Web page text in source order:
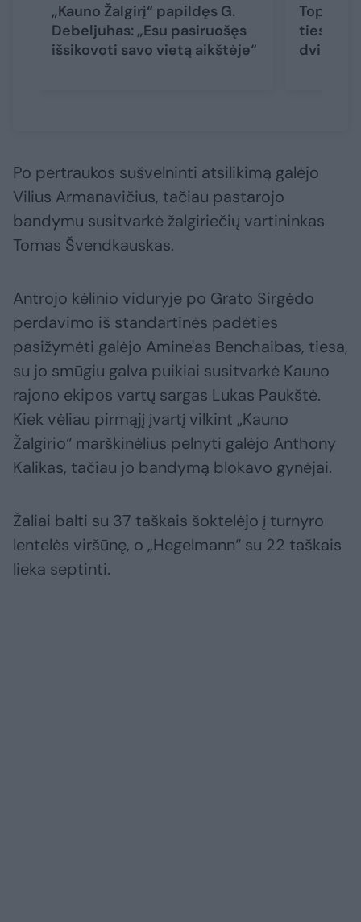
„Kauno Žalgirį“ papildęs G.
Debeljuhas: „Esu pasiruošęs
išsikovoti savo vietą aikštėje“
dvikova
Po pertraukos sušvelninti atsilikimą galėjo
Vilius Armanavičius, tačiau pastarojo
bandymu susitvarkė žalgiriečių vartininkas
Tomas Švendkauskas.
Antrojo kėlinio viduryje po Grato Sirgėdo
perdavimo iš standartinės padėties
pasižymėti galėjo Amine'as Benchaibas, tiesa,
su jo smūgiu galva puikiai susitvarkė Kauno
rajono ekipos vartų sargas Lukas Paukštė.
Kiek vėliau pirmąjį įvartį vilkint „Kauno
Žalgirio“ marškinėlius pelnyti galėjo Anthony
Kalikas, tačiau jo bandymą blokavo gynėjai.
Žaliai balti su 37 taškais šoktelėjo į turnyro
lentelės viršūnę, o „Hegelmann“ su 22 taškais
lieka septinti.